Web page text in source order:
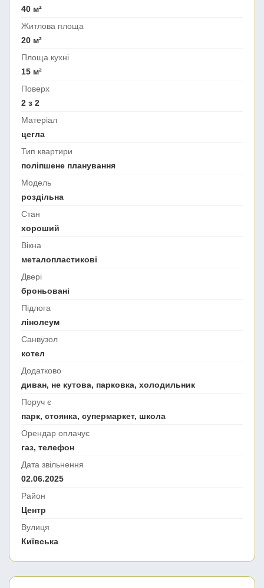
40 м²
Житлова площа
20 м²
Площа кухні
15 м²
Поверх
2 з 2
Матеріал
цегла
Тип квартири
поліпшене планування
Модель
роздільна
Стан
хороший
Вікна
металопластикові
Двері
броньовані
Підлога
лінолеум
Санвузол
котел
Додатково
диван, не кутова, парковка, холодильник
Поруч є
парк, стоянка, супермаркет, школа
Орендар оплачує
газ, телефон
Дата звільнення
02.06.2025
Район
Центр
Вулиця
Київська